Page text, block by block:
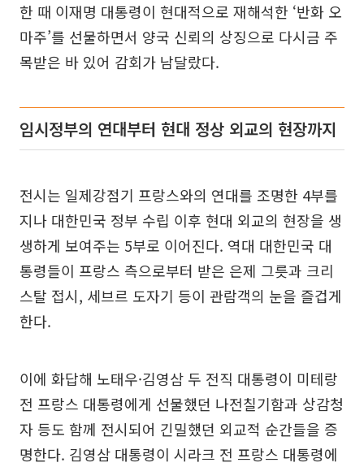
한 때 이재명 대통령이 현대적으로 재해석한 ‘반화 오
마주’를 선물하면서 양국 신뢰의 상징으로 다시금 주
목받은 바 있어 감회가 남달랐다.
임시정부의 연대부터 현대 정상 외교의 현장까지
전시는 일제강점기 프랑스와의 연대를 조명한 4부를
지나 대한민국 정부 수립 이후 현대 외교의 현장을 생
생하게 보여주는 5부로 이어진다. 역대 대한민국 대
통령들이 프랑스 측으로부터 받은 은제 그릇과 크리
스탈 접시, 세브르 도자기 등이 관람객의 눈을 즐겁게
한다.
이에 화답해 노태우·김영삼 두 전직 대통령이 미테랑
전 프랑스 대통령에게 선물했던 나전칠기함과 상감청
자 등도 함께 전시되어 긴밀했던 외교적 순간들을 증
명한다. 김영삼 대통령이 시라크 전 프랑스 대통령에